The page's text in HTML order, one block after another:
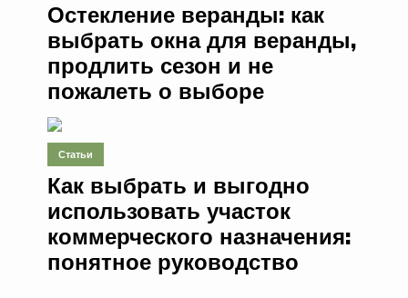
Остекление веранды: как
выбрать окна для веранды,
продлить сезон и не
пожалеть о выборе
Статьи
Как выбрать и выгодно
использовать участок
коммерческого назначения:
понятное руководство